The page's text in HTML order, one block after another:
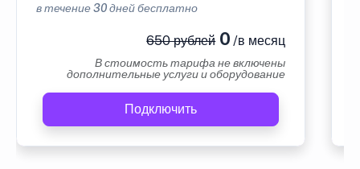
в течение 30 дней бесплатно
650 рублей0 /в месяц
В стоимость тарифа не включены
дополнительные услуги и оборудование
Подключить